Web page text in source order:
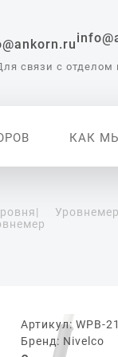
связи с отделом
КАК
для
|
Артикул: WPB-
Бренд: Nivelco